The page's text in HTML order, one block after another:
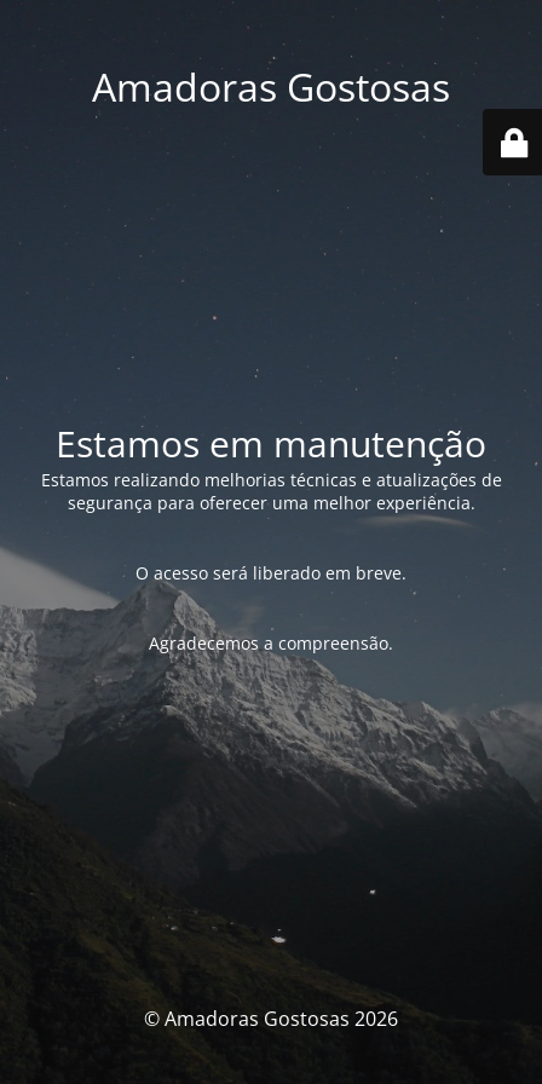
Amadoras Gostosas
Estamos em manutenção
Estamos realizando melhorias técnicas e atualizações de
segurança para oferecer uma melhor experiência.
O acesso será liberado em breve.
Agradecemos a compreensão.
© Amadoras Gostosas 2026